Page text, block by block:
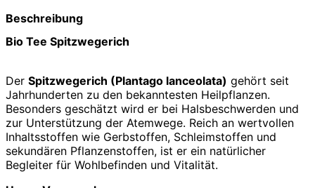
Beschreibung
Bio Tee Spitzwegerich
Der Spitzwegerich (Plantago lanceolata) gehört seit
Jahrhunderten zu den bekanntesten Heilpflanzen.
Besonders geschätzt wird er bei Halsbeschwerden und
zur Unterstützung der Atemwege. Reich an wertvollen
Inhaltsstoffen wie Gerbstoffen, Schleimstoffen und
sekundären Pflanzenstoffen, ist er ein natürlicher
Begleiter für Wohlbefinden und Vitalität.